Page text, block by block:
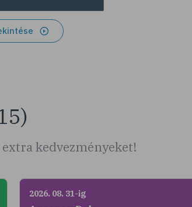
kedvezményeket!
2026. 08. 31-ig